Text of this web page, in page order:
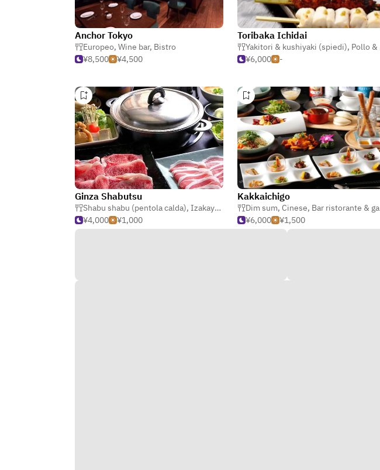
Anchor Tokyo
Europeo, Wine bar, Bistro
¥8,500
¥4,500
Toribaka Ichidai
Yakitori & kushiyaki (spiedi), Pollo & pollame
¥6,000
-
Ginza Shabutsu
Shabu shabu (pentola calda), Izakaya (taverna giapponese)
¥4,000
¥1,000
Kakkaichigo
Dim sum, Cinese, Bar ristorante & gastronomia
¥6,000
¥1,500